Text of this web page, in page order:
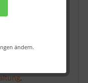
ändern.
,